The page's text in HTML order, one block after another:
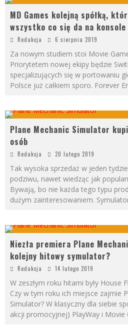
MD Games kolejną spółką,
wszystko co się da na konsole
Redakcja 6 sierpnia 2019
Za nowym studiem stoi Movie
Priorytetem nowej ekipy będzie
specjalizujących się w portowaniu
Polsce już całkiem sporo. Forever
Plane Mechanic Simulator
osób
Redakcja 20 lutego 2019
Tak wysoka sprzedaż w jeden
podziwu, nawet wiedząc jak
Bywają, bo nie każda tego typu
dużym zainteresowaniem.
Niezła premiera Plane
kolejny hitowy symulator?
Redakcja 14 lutego 2019
W zeszłym roku hitami były House
Czy w tym roku ich miejsce zajmie
Simulator? W klasyczny dla siebie
akcji promocyjnej) PlayWay i Movie